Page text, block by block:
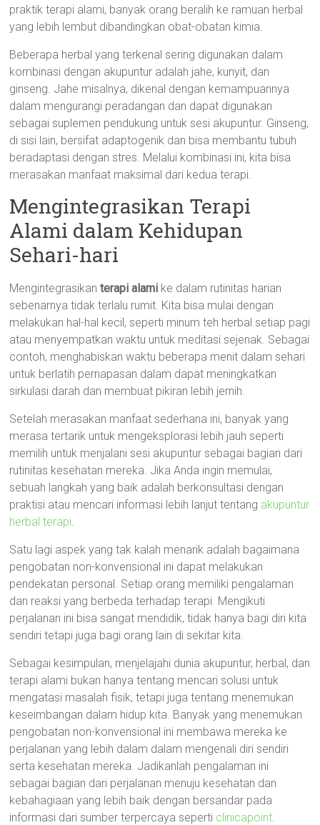
praktik terapi alami, banyak orang beralih ke ramuan herbal
yang lebih lembut dibandingkan obat-obatan kimia.
Beberapa herbal yang terkenal sering digunakan dalam
kombinasi dengan akupuntur adalah jahe, kunyit, dan
ginseng. Jahe misalnya, dikenal dengan kemampuannya
dalam mengurangi peradangan dan dapat digunakan
sebagai suplemen pendukung untuk sesi akupuntur. Ginseng,
di sisi lain, bersifat adaptogenik dan bisa membantu tubuh
beradaptasi dengan stres. Melalui kombinasi ini, kita bisa
merasakan manfaat maksimal dari kedua terapi.
Mengintegrasikan Terapi
Alami dalam Kehidupan
Sehari-hari
Mengintegrasikanterapi alami ke dalam rutinitas harian
sebenarnya tidak terlalu rumit. Kita bisa mulai dengan
melakukan hal-hal kecil, seperti minum teh herbal setiap pagi
atau menyempatkan waktu untuk meditasi sejenak. Sebagai
contoh, menghabiskan waktu beberapa menit dalam sehari
untuk berlatih pernapasan dalam dapat meningkatkan
sirkulasi darah dan membuat pikiran lebih jernih.
Setelah merasakan manfaat sederhana ini, banyak yang
merasa tertarik untuk mengeksplorasi lebih jauh seperti
memilih untuk menjalani sesi akupuntur sebagai bagian dari
rutinitas kesehatan mereka. Jika Anda ingin memulai,
sebuah langkah yang baik adalah berkonsultasi dengan
praktisi atau mencari informasi lebih lanjut tentang akupuntur
herbal terapi.
Satu lagi aspek yang tak kalah menarik adalah bagaimana
pengobatan non-konvensional ini dapat melakukan
pendekatan personal. Setiap orang memiliki pengalaman
dan reaksi yang berbeda terhadap terapi. Mengikuti
perjalanan ini bisa sangat mendidik, tidak hanya bagi diri kita
sendiri tetapi juga bagi orang lain di sekitar kita.
Sebagai kesimpulan, menjelajahi dunia akupuntur, herbal, dan
terapi alami bukan hanya tentang mencari solusi untuk
mengatasi masalah fisik, tetapi juga tentang menemukan
keseimbangan dalam hidup kita. Banyak yang menemukan
pengobatan non-konvensional ini membawa mereka ke
perjalanan yang lebih dalam dalam mengenali diri sendiri
serta kesehatan mereka. Jadikanlah pengalaman ini
sebagai bagian dari perjalanan menuju kesehatan dan
kebahagiaan yang lebih baik dengan bersandar pada
informasi dari sumber terpercaya seperti clinicapoint.